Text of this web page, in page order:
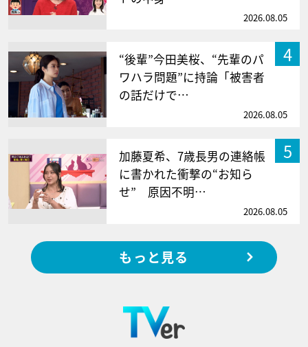
2026.08.05
4
“後輩”今田美桜、“先輩のパ
ワハラ問題”に持論「被害者
の話だけで…
2026.08.05
5
加藤夏希、7歳長男の連絡帳
に書かれた衝撃の“お知ら
せ” 原因不明…
2026.08.05
もっと見る